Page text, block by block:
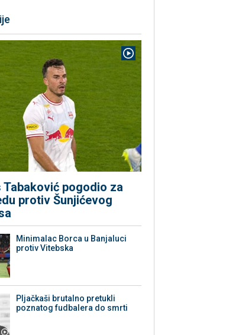
Tabaković pogodio za
protiv Šunjićevog
Minimalac Borca u Banjaluci
protiv Vitebska
Pljačkaši brutalno pretukli
poznatog fudbalera do smrti